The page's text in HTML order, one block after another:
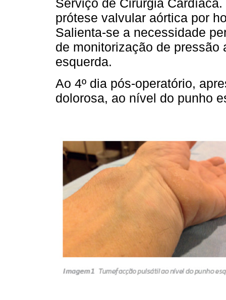
Serviço de Cirurgia
prótese valvular aórtica por
Salienta-se a necessida­de
de monitoriza­ção de
esquerda.
Ao 4º dia pós-operatório,
dolorosa, ao nível do punho